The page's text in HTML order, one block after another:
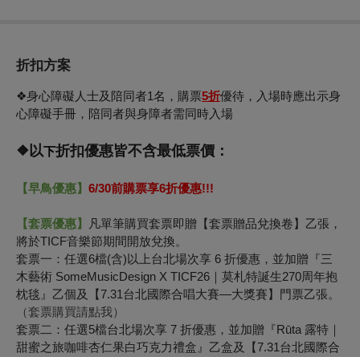
折扣方案
❖身心障礙人士及陪同者1名，購票5折優待，入場時應出示身
心障礙手冊，陪同者與身障者需同時入場
❖以下折扣優惠皆不含最低票價：
【早鳥優惠】 6/30前購票享6折優惠!!!
【套票優惠】
凡單筆購買套票即贈【套票贈品兌換卷】乙張，
將於TICF音樂節期間開放兌換。
套票一：任選6檔(含)以上台北場次享 6 折優惠，並加贈『三
木藝術 SomeMusicDesign X TICF26｜莫札特誕生270周年抱
枕毯』乙個及【7.31台北國際合唱大賽—大獎賽】門票乙張。
（套票購買請點我）
套票二：任選5檔台北場次享 7 折優惠，並加贈『Rūta 露特｜
甜蜜之旅咖啡杏仁果白巧克力禮盒』乙盒及【7.31台北國際合